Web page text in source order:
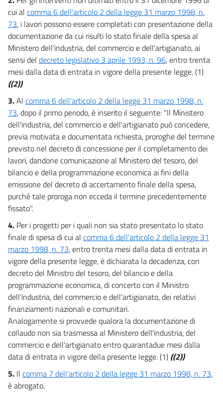
cui al comma 6 dell'articolo 2 della legge 31 marzo 1998, n.
73, i lavori possono essere completati con presentazione della
documentazione da cui risulti lo stato finale della spesa al
Ministero dell'industria, del commercio e dell'artigianato, ai
sensi del decreto legislativo 3 aprile 1993, n. 96, entro trenta
mesi dalla data di entrata in vigore della presente legge. (1)
((2))
3.Al comma 6 dell'articolo 2 della legge 31 marzo 1998, n.
73, dopo il primo periodo, è inserito il seguente: "Il Ministero
dell'industria, del commercio e dell'artigianato può concedere,
previa motivata e documentata richiesta, proroghe del termine
previsto nel decreto di concessione per il completamento dei
lavori, dandone comunicazione al Ministero del tesoro, del
bilancio e della programmazione economica ai fini della
emissione del decreto di accertamento finale della spesa,
purché tale proroga non ecceda il termine precedentemente
fissato".
4. Per i progetti per i quali non sia stato presentato lo stato
finale di spesa di cui al comma 6 dell'articolo 2 della legge 31
marzo 1998, n. 73, entro trenta mesi dalla data di entrata in
vigore della presente legge, è dichiarata la decadenza, con
decreto del Ministro del tesoro, del bilancio e della
programmazione economica, di concerto con il Ministro
dell'industria, del commercio e dell'artigianato, dei relativi
finanziamenti nazionali e comunitari.
Analogamente si provvede qualora la documentazione di
collaudo non sia trasmessa al Ministero dell'industria, del
commercio e dell'artigianato entro quarantadue mesi dalla
data di entrata in vigore della presente legge. (1) ((2))
5. Il comma 7 dell'articolo 2 della legge 31 marzo 1998, n. 73,
è abrogato.